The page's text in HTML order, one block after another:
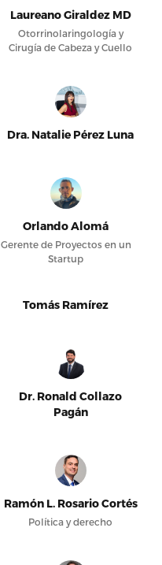
Laureano Giraldez MD
Otorrinolaringología y
Cirugía de Cabeza y Cuello
Dra. Natalie Pérez Luna
Orlando Alomá
Gerente de Proyectos en un
Startup
Tomás Ramírez
Dr. Ronald Collazo
Pagán
Ramón L. Rosario Cortés
Política y derecho